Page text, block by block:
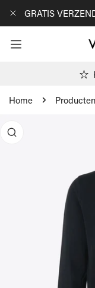
NAAR ARTIKEL
GRATIS
Home